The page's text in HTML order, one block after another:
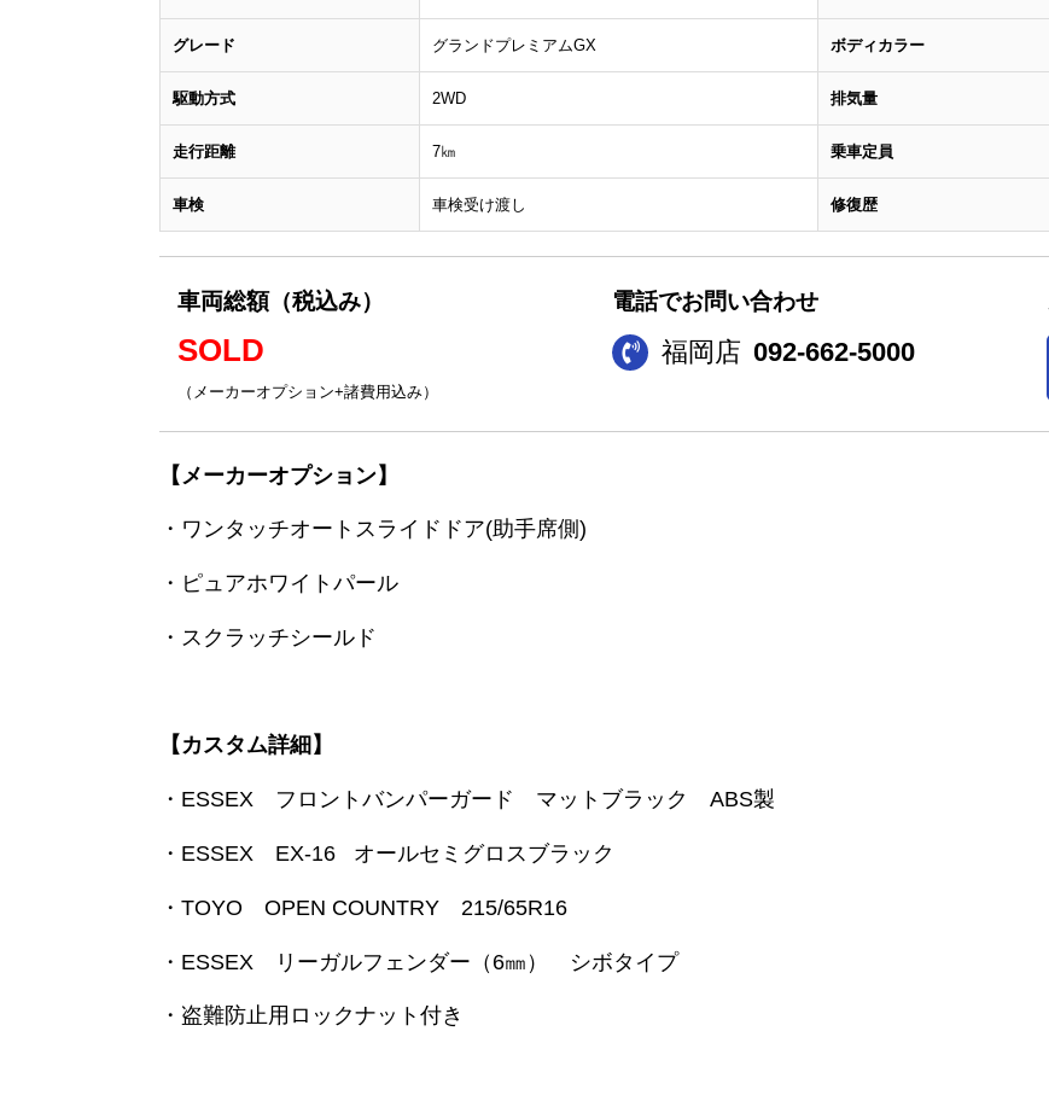
グレード グランドプレミアムGX ボディカラー
駆動方式 2WD 排気量
走行距離 7㎞ 乗車定員
車検 車検受け渡し 修復歴
車両総額（税込み）
SOLD
（メーカーオプション+諸費用込み）
電話でお問い合わせ
福岡店 092-662-5000
【メーカーオプション】
・ワンタッチオートスライドドア(助手席側)
・ピュアホワイトパール
・スクラッチシールド
【カスタム詳細】
・ESSEX フロントバンパーガード マットブラック ABS製
・ESSEX EX-16 オールセミグロスブラック
・TOYO OPEN COUNTRY 215/65R16
・ESSEX リーガルフェンダー（6㎜） シボタイプ
・盗難防止用ロックナット付き